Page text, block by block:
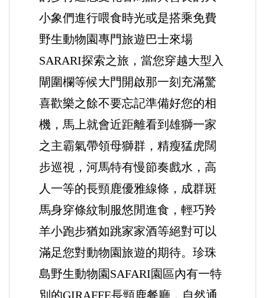
小象們進行喂食時光或是搭乘免費
野生動物園專門旅遊巴士來場
SARARI探索之旅，當您穿越大型入
閘圍欄等候大門開啟那一刻充滿驚
喜歡樂之餘不要忘記準備好您的相
機，馬上就會近距離看到雄獅一家
之主霸氣帶領母獅群，精瘦猛虎闊
步巡視，河馬特有慢節奏戲水，高
人一等的長頸鹿優雅線條，成群斑
馬身穿條紋制服悠閒進食，輕巧羚
羊小跑步猶如跳家家酒等絕對可以
滿足您對動物園旅遊的期待。珍珠
島野生動物園SAFARI園區內有一特
別的GIRAFFE長頸鹿餐廳，自然通